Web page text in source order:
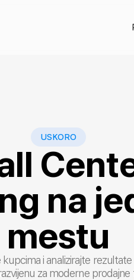
USKORO
na
mestu
kupcima i analizirajte
za moderne prodajne